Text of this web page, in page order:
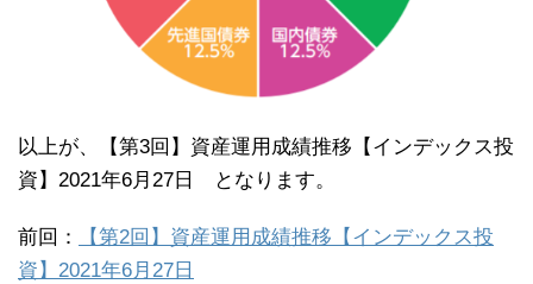
以上が、【第3回】資産運用成績推移【インデックス投
資】2021年6月27日 となります。
前回：
【第2回】資産運用成績推移【インデックス投
資】2021年6月27日